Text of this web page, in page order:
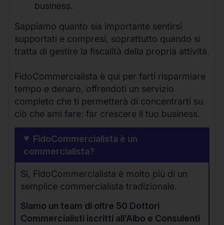
business.
Sappiamo quanto sia importante sentirsi
supportati e compresi, soprattutto quando si
tratta di gestire la fiscalità della propria attività.
FidoCommercialista è qui per farti risparmiare
tempo e denaro, offrendoti un servizio
completo che ti permetterà di concentrarti su
ciò che ami fare: far crescere il tuo business.
FidoCommercialista è un
commercialista?
Sì, FidoCommercialista è molto più di un
semplice commercialista tradizionale.
Siamo un team di oltre 50 Dottori
Commercialisti iscritti all’Albo e Consulenti